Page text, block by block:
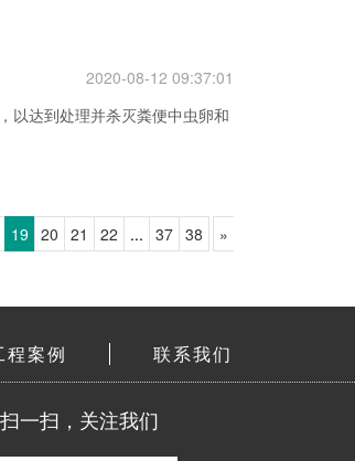
2020-08-12 09:37:01
以达到处理并杀灭粪便中虫卵和
19 20 21 22 ... 37 38 »
程案例 联系我们
扫一扫，关注我们